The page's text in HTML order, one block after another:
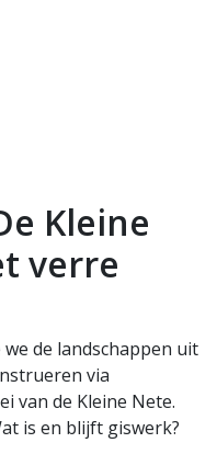
Kleine
verre
de landschappen uit
via
van de Kleine Nete.
is en blijft giswerk?